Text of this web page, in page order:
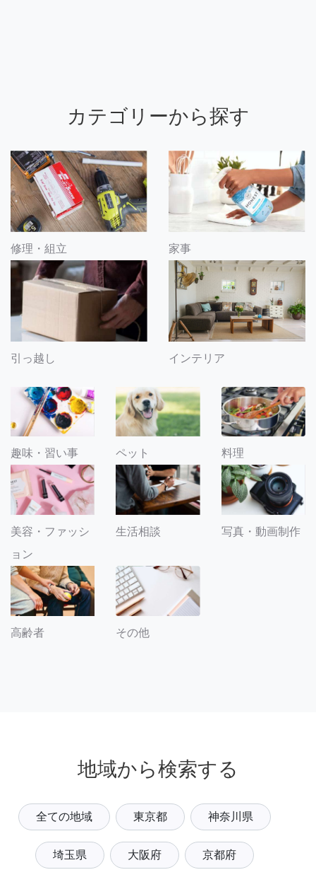
カテゴリーから探す
修理・組立 家事
引っ越し インテリア
趣味・習い事 ペット 料理
美容・ファッシ
ョン
生活相談 写真・動画制作
高齢者 その他
地域から検索する
全ての地域 東京都 神奈川県
埼玉県 大阪府 京都府